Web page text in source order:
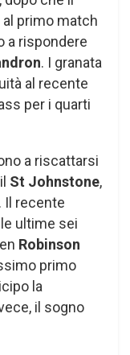
al primo match
a rispondere
. I granata
al recente
per i quarti
a riscattarsi
St Johnstone,
. Il recente
ultime sei
Robinson
primo
la
il sogno